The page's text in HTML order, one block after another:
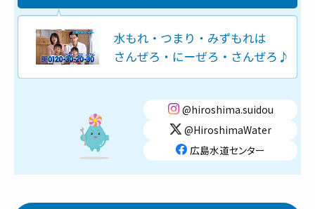
@hiroshima.suidou
@HiroshimaWater
広島水道センター